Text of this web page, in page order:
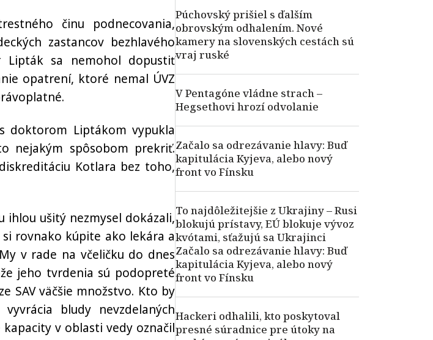
činu podnecovania,
zastancov bezhlavého
Lipták sa nemohol dopustiť
opatrení, ktoré nemal ÚVZ
doktorom Liptákom vypukla
nejakým spôsobom prekriť.
Kotlara bez toho,
ušitý nezmysel dokázali,
rovnako kúpite ako lekára a
v rade na včeličku do dnes
jeho tvrdenia sú podopreté
SAV väčšie množstvo. Kto by
bludy nevzdelaných
v oblasti vedy označil
Púchovský prišiel s ďalším
obrovským odhalením. Nové
kamery na slovenských cestách sú
vraj ruské
V Pentagóne vládne strach –
Hegsethovi hrozí odvolanie
Začalo sa odrezávanie hlavy: Buď
kapitulácia Kyjeva, alebo nový
front vo Fínsku
To najdôležitejšie z Ukrajiny – Rusi
blokujú prístavy, EÚ blokuje vývoz
kvótami, sťažujú sa Ukrajinci
Začalo sa odrezávanie hlavy: Buď
kapitulácia Kyjeva, alebo nový
front vo Fínsku
Hackeri odhalili, kto poskytoval
presné súradnice pre útoky na